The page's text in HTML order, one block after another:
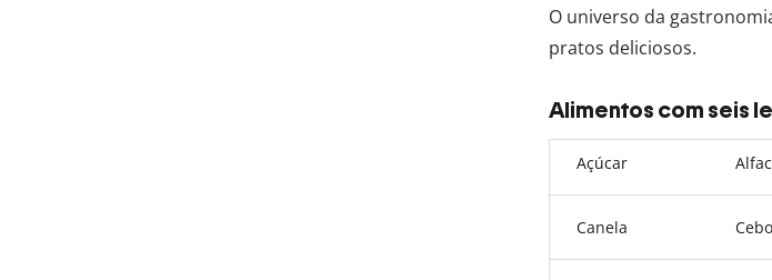
O universo da
pratos deliciosos.
Alimentos com seis
Açúcar
Canela